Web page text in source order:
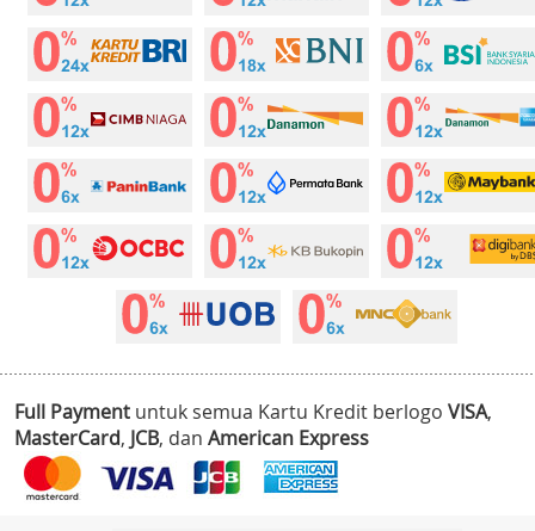
Full Payment untuk semua Kartu Kredit berlogo VISA,
MasterCard, JCB, dan American Express